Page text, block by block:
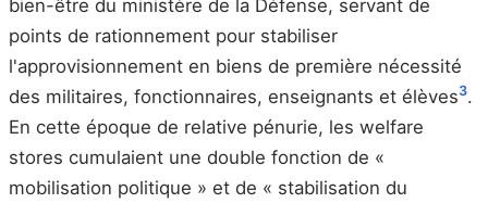
bien-être du ministère de la Défense, servant de
points de rationnement pour stabiliser
l'approvisionnement en biens de première nécessité
des militaires, fonctionnaires, enseignants et élèves3.
En cette époque de relative pénurie, les welfare
stores cumulaient une double fonction de «
mobilisation politique » et de « stabilisation du